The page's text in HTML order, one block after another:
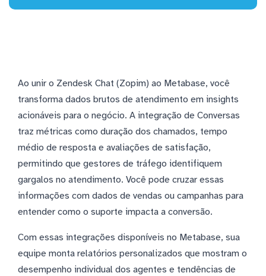
Ao unir o Zendesk Chat (Zopim) ao Metabase, você
transforma dados brutos de atendimento em insights
acionáveis para o negócio. A integração de Conversas
traz métricas como duração dos chamados, tempo
médio de resposta e avaliações de satisfação,
permitindo que gestores de tráfego identifiquem
gargalos no atendimento. Você pode cruzar essas
informações com dados de vendas ou campanhas para
entender como o suporte impacta a conversão.
Com essas integrações disponíveis no Metabase, sua
equipe monta relatórios personalizados que mostram o
desempenho individual dos agentes e tendências de